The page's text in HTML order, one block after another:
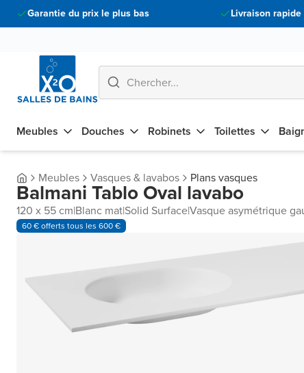
Garantie du prix le plus bas Livraison rapide
Meubles Douches Robinets Toilettes
Meubles Vasques & lavabos Plans vasques
Balmani Tablo Oval lavabo
120 x 55 cm|Blanc mat|Solid Surface|Vasque asymétrique
60 € offerts tous les 600 €